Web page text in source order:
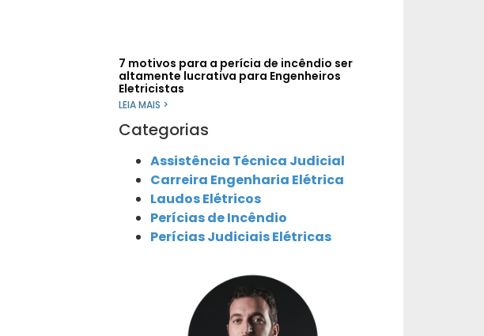
7 motivos para a perícia de incêndio ser
altamente lucrativa para Engenheiros
Eletricistas
LEIA MAIS >
Categorias
Assistência Técnica Judicial
Carreira Engenharia Elétrica
Laudos Elétricos
Perícias de Incêndio
Perícias Judiciais Elétricas